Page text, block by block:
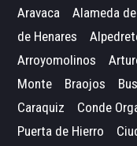
Aravaca
Alameda
de Henares
Arroyomolinos
Monte
Braojos
Caraquiz
Conde
Puerta de Hierro